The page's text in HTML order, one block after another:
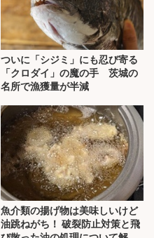
ついに「シジミ」にも忍び寄る
「クロダイ」の魔の手 茨城の
名所で漁獲量が半減
魚介類の揚げ物は美味しいけど
油跳ねがち！ 破裂防止対策と飛